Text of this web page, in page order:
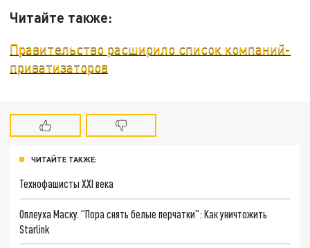
Читайте также:
Правительство расширило список компаний-
приватизаторов
ЧИТАЙТЕ ТАКЖЕ:
Технофашисты XXI века
Оплеуха Маску. "Пора снять белые перчатки": Как уничтожить
Starlink